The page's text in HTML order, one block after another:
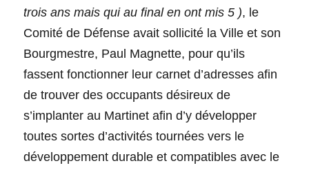
trois ans mais qui au final en ont mis 5 ), le
Comité de Défense avait sollicité la Ville et son
Bourgmestre, Paul Magnette, pour qu’ils
fassent fonctionner leur carnet d’adresses afin
de trouver des occupants désireux de
s’implanter au Martinet afin d’y développer
toutes sortes d’activités tournées vers le
développement durable et compatibles avec le